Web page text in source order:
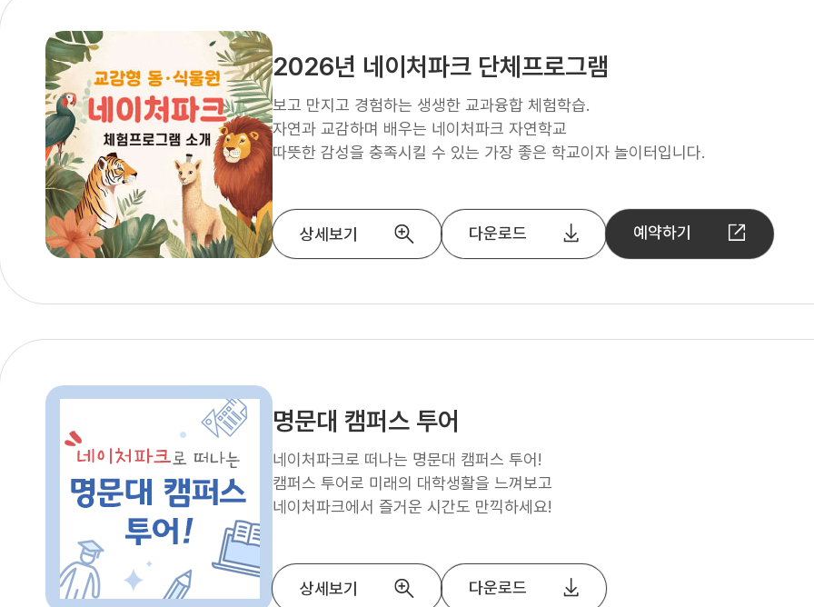
2026년 네이처파크 단체프로그램
보고 만지고 경험하는 생생한 교과융합 체험학습.
자연과 교감하며 배우는 네이처파크 자연학교
따뜻한 감성을 충족시킬 수 있는 가장 좋은 학교이자 놀이터입니다.
상세보기 다운로드 예약하기
명문대 캠퍼스 투어
네이처파크로 떠나는 명문대 캠퍼스 투어!
캠퍼스 투어로 미래의 대학생활을 느껴보고
네이처파크에서 즐거운 시간도 만끽하세요!
상세보기 다운로드